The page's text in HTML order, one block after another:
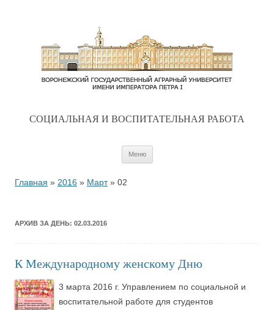
CОЦИАЛЬНАЯ И ВОСПИТАТЕЛЬНАЯ РАБОТА
Меню
Главная » 2016 » Март» 02
АРХИВ ЗА ДЕНЬ: 02.03.2016
К Международному женскому Дню
3 марта 2016 г. Управлением по социальной и
воспитательной работе для студентов